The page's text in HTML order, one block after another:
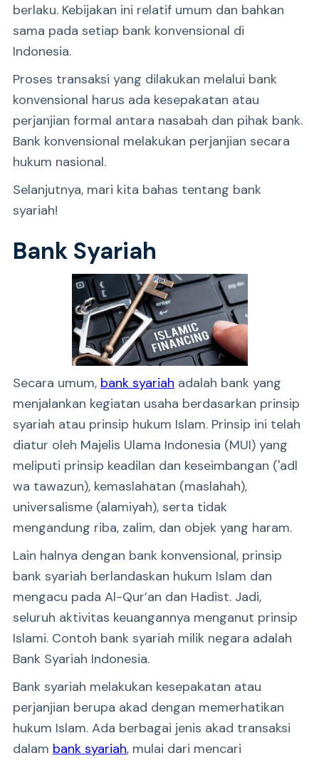
berlaku. Kebijakan ini relatif umum dan bahkan
sama pada setiap bank konvensional di
Indonesia.
Proses transaksi yang dilakukan melalui bank
konvensional harus ada kesepakatan atau
perjanjian formal antara nasabah dan pihak bank.
Bank konvensional melakukan perjanjian secara
hukum nasional.
Selanjutnya, mari kita bahas tentang bank
syariah!
Bank Syariah
Secara umum, bank syariah adalah bank yang
menjalankan kegiatan usaha berdasarkan prinsip
syariah atau prinsip hukum Islam. Prinsip ini telah
diatur oleh Majelis Ulama Indonesia (MUI) yang
meliputi prinsip keadilan dan keseimbangan ('adl
wa tawazun), kemaslahatan (maslahah),
universalisme (alamiyah), serta tidak
mengandung riba, zalim, dan objek yang haram.
Lain halnya dengan bank konvensional, prinsip
bank syariah berlandaskan hukum Islam dan
mengacu pada Al-Qur’an dan Hadist. Jadi,
seluruh aktivitas keuangannya menganut prinsip
Islami. Contoh bank syariah milik negara adalah
Bank Syariah Indonesia.
Bank syariah melakukan kesepakatan atau
perjanjian berupa akad dengan memerhatikan
hukum Islam. Ada berbagai jenis akad transaksi
dalam bank syariah, mulai dari mencari